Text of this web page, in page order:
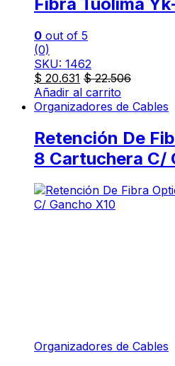
0 out of 5
(0)
SKU: 1462
$ 20.631 $22.506
Añadir al carrito
Organizadores de Cables
Retención De
8 Cartuchera C/
Organizadores de Cables